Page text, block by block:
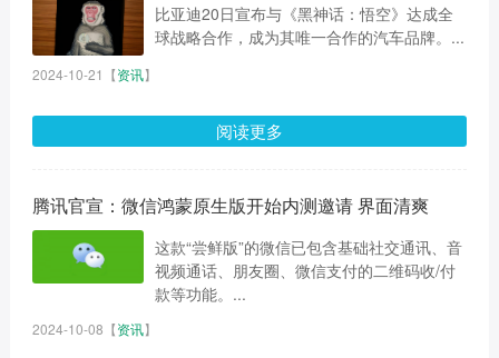
比亚迪20日宣布与《黑神话：悟空》达成全
球战略合作，成为其唯一合作的汽车品牌。...
2024-10-21 【资讯】
阅读更多
腾讯官宣：微信鸿蒙原生版开始内测邀请 界面清爽
这款“尝鲜版”的微信已包含基础社交通讯、音
视频通话、朋友圈、微信支付的二维码收/付
款等功能。...
2024-10-08 【资讯】